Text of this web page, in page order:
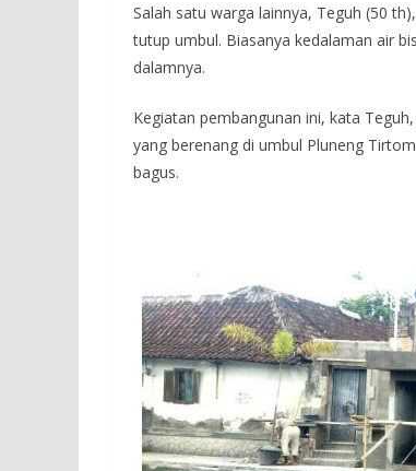
Salah satu warga lainnya, Teguh (50
tutup umbul. Biasanya kedalaman air
dalamnya.
Kegiatan pembangunan ini, kata
yang berenang di umbul Pluneng
bagus.